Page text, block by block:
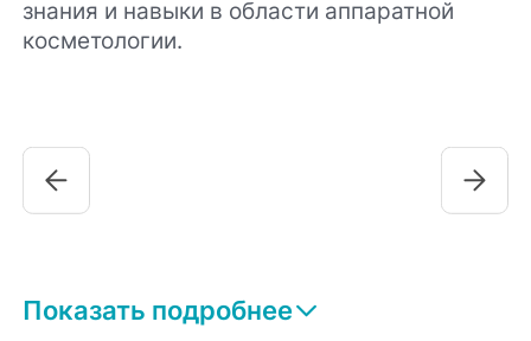
знания и навыки в области аппаратной
косметологии.
Показать подробнее